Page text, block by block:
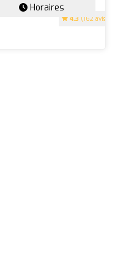
4.3 (162 avis)
Horaires